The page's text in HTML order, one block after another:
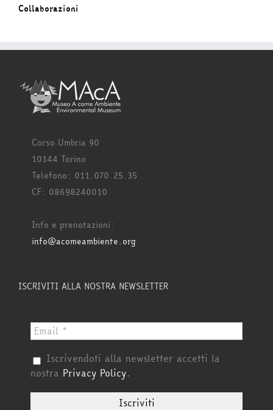
Collaborazioni
Corso Umbria 90
10144 Torino
Telefono: 011.070.25.35
CF: 08698240010
Info e prenotazioni:
info@acomeambiente.org
ISCRIVITI ALLA NOSTRA NEWSLETTER
Iscrivendoti alla newsletter accetti la
nostra Privacy Policy.